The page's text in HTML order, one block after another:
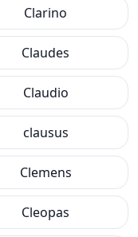
Clarino
Claudes
Claudio
clausus
Clemens
Cleopas